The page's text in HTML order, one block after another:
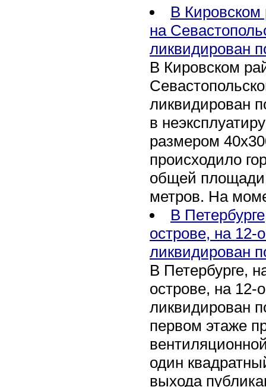
В Кировском
на
ликвидирован
В Кировском
ликвидирован
в
размером
происходило
общей площади
метров. На
В
острове, на 12-
ликвидирован
В Петербурге,
острове, на 12-
ликвидирован
первом этаже
один
выхода